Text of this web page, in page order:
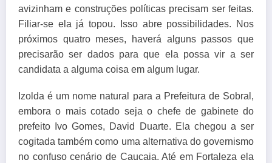
avizinham e construções políticas precisam ser feitas.
Filiar-se ela já topou. Isso abre possibilidades. Nos
próximos quatro meses, haverá alguns passos que
precisarão ser dados para que ela possa vir a ser
candidata a alguma coisa em algum lugar.
Izolda é um nome natural para a Prefeitura de Sobral,
embora o mais cotado seja o chefe de gabinete do
prefeito Ivo Gomes, David Duarte. Ela chegou a ser
cogitada também como uma alternativa do governismo
no confuso cenário de Caucaia. Até em Fortaleza ela